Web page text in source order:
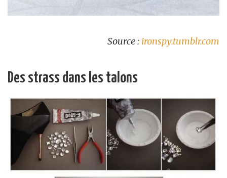
Source : ironspy.tumblr.com
Des strass dans les talons